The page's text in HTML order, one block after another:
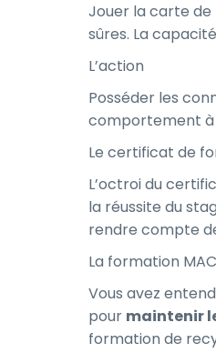
Jouer la carte
sûres. La
L’action
Posséder les
comportement à
Le certificat de
L’octroi du
la réussite du
rendre compte
La formation
Vous avez
pour maintenir
formation de